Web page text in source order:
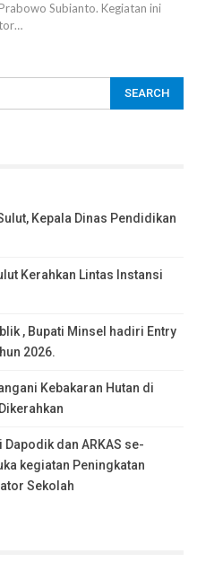
Subianto. ‎Kegiatan ini
Kepala Dinas Pendidikan
Kerahkan Lintas Instansi
, Bupati Minsel hadiri Entry
2026.
Kebakaran Hutan di
dan ARKAS se-
kegiatan Peningkatan
Sekolah